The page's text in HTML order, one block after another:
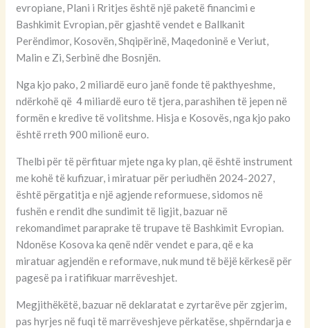
evropiane, Plani i Rritjes është një paketë financimi e
Bashkimit Evropian, për gjashtë vendet e Ballkanit
Perëndimor, Kosovën, Shqipërinë, Maqedoninë e Veriut,
Malin e Zi, Serbinë dhe Bosnjën.
Nga kjo pako, 2 miliardë euro janë fonde të pakthyeshme,
ndërkohë që 4 miliardë euro të tjera, parashihen të jepen në
formën e kredive të volitshme. Hisja e Kosovës, nga kjo pako
është rreth 900 milionë euro.
Thelbi për të përfituar mjete nga ky plan, që është instrument
me kohë të kufizuar, i miratuar për periudhën 2024-2027,
është përgatitja e një agjende reformuese, sidomos në
fushën e rendit dhe sundimit të ligjit, bazuar në
rekomandimet paraprake të trupave të Bashkimit Evropian.
Ndonëse Kosova ka qenë ndër vendet e para, që e ka
miratuar agjendën e reformave, nuk mund të bëjë kërkesë për
pagesë pa i ratifikuar marrëveshjet.
Megjithëkëtë, bazuar në deklaratat e zyrtarëve për zgjerim,
pas hyrjes në fuqi të marrëveshjeve përkatëse, shpërndarja e